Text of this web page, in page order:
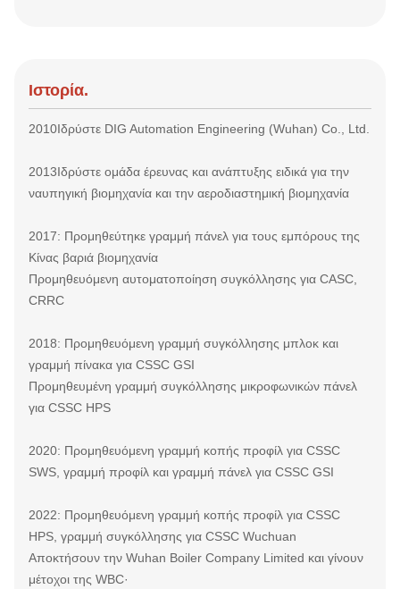
Ιστορία.
2010Ιδρύστε DIG Automation Engineering (Wuhan) Co., Ltd.
2013Ιδρύστε ομάδα έρευνας και ανάπτυξης ειδικά για την
ναυπηγική βιομηχανία και την αεροδιαστημική βιομηχανία
2017: Προμηθεύτηκε γραμμή πάνελ για τους εμπόρους της
Κίνας βαριά βιομηχανία
Προμηθευόμενη αυτοματοποίηση συγκόλλησης για CASC,
CRRC
2018: Προμηθευόμενη γραμμή συγκόλλησης μπλοκ και
γραμμή πίνακα για CSSC GSI
Προμηθευμένη γραμμή συγκόλλησης μικροφωνικών πάνελ
για CSSC HPS
2020: Προμηθευόμενη γραμμή κοπής προφίλ για CSSC
SWS, γραμμή προφίλ και γραμμή πάνελ για CSSC GSI
2022: Προμηθευόμενη γραμμή κοπής προφίλ για CSSC
HPS, γραμμή συγκόλλησης για CSSC Wuchuan
Αποκτήσουν την Wuhan Boiler Company Limited και γίνουν
μέτοχοι της WBC·